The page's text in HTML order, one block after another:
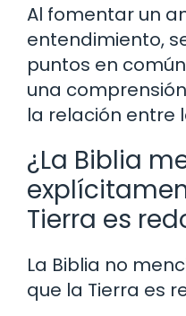
Al fomentar un
entendimiento,
puntos en
una
la relación entre
¿La Biblia
Tierra es
La Biblia no
que la Tierra es